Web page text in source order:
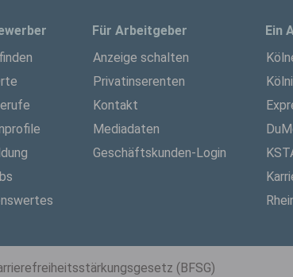
Für Arbeitgeber
Anzeige schalten
Privatinserenten
Kontakt
Mediadaten
Geschäftskunden-Login
Ein
(BFSG)